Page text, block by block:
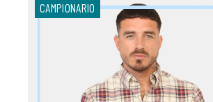
CAMPIONARIO